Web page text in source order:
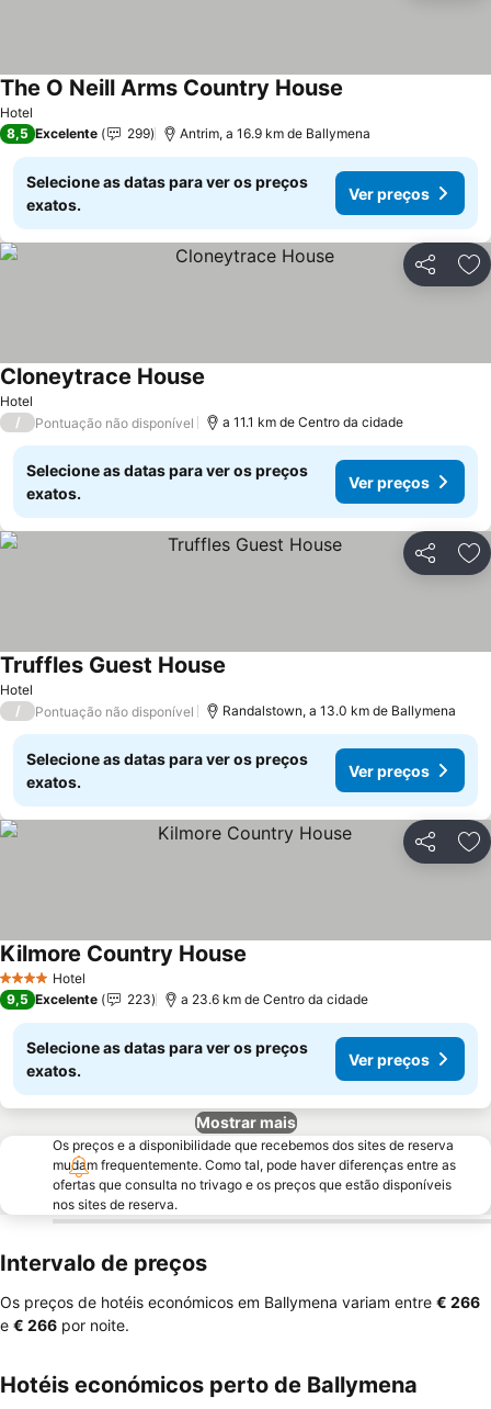
Hotel
The O Neill Arms Country House
8,5 Excelente 299 Antrim, a 16.9 km de Ballymena
Selecione as datas para ver os preços
exatos.
Ver preços
Partilhar
Hotel
Cloneytrace House
/ Pontuação não disponível a 11.1 km de Centro da cidade
Selecione as datas para ver os preços
exatos.
Ver preços
Partilhar
Hotel
Truffles Guest House
/ Pontuação não disponível Randalstown, a 13.0 km de Ballymena
Selecione as datas para ver os preços
exatos.
Ver preços
Partilhar
4 EstrelasHotel
Kilmore Country House
9,5 Excelente 223 a 23.6 km de Centro da cidade
Selecione as datas para ver os preços
exatos.
Ver preços
Mostrar mais
Os preços e a disponibilidade que recebemos dos sites de reserva
mudam frequentemente. Como tal, pode haver diferenças entre as
ofertas que consulta no trivago e os preços que estão disponíveis
nos sites de reserva.
Intervalo de preços
Os preços de hotéis económicos em Ballymena variam entre ‎€ 266
e ‎€ 266 por noite.
Hotéis económicos perto de Ballymena